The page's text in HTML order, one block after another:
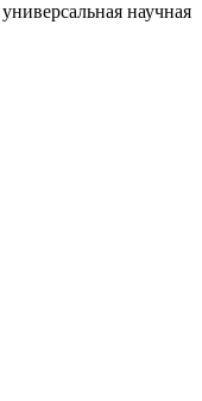
научная